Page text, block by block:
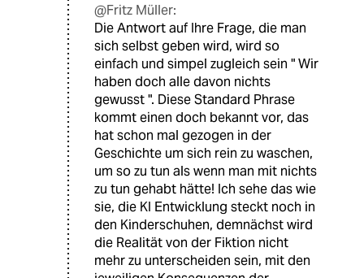
@Fritz Müller:
Die Antwort auf Ihre Frage, die man
sich selbst geben wird, wird so
einfach und simpel zugleich sein " Wir
haben doch alle davon nichts
gewusst ". Diese Standard Phrase
kommt einen doch bekannt vor, das
hat schon mal gezogen in der
Geschichte um sich rein zu waschen,
um so zu tun als wenn man mit nichts
zu tun gehabt hätte! Ich sehe das wie
sie, die KI Entwicklung steckt noch in
den Kinderschuhen, demnächst wird
die Realität von der Fiktion nicht
mehr zu unterscheiden sein, mit den